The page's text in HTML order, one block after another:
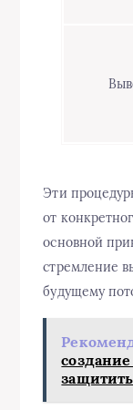
Эти
от
основной
стремление
будущему
создание
защитить